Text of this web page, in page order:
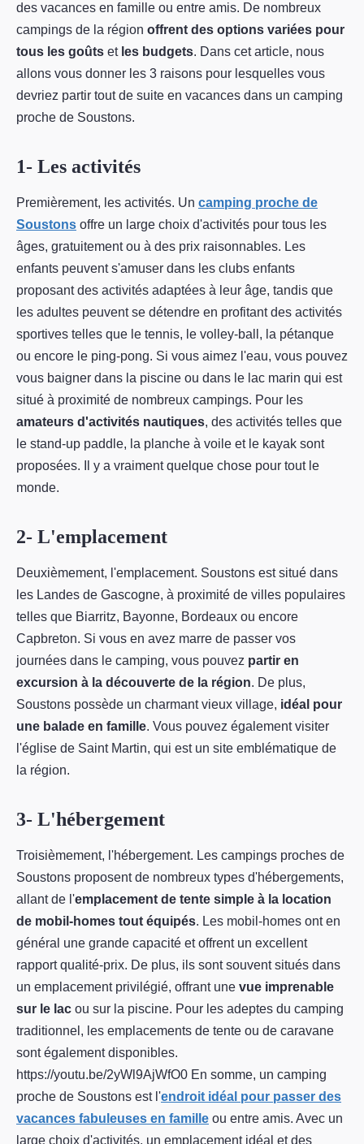
Charles•27 mai 2023•2 min de lecture
des vacances en famille ou entre amis. De nombreux
campings de la région offrent des options variées pour
tous les goûts et les budgets. Dans cet article, nous
allons vous donner les 3 raisons pour lesquelles vous
devriez partir tout de suite en vacances dans un camping
proche de Soustons.
1- Les activités
Premièrement, les activités. Un camping proche de
Soustons offre un large choix d'activités pour tous les
âges, gratuitement ou à des prix raisonnables. Les
enfants peuvent s'amuser dans les clubs enfants
proposant des activités adaptées à leur âge, tandis que
les adultes peuvent se détendre en profitant des activités
sportives telles que le tennis, le volley-ball, la pétanque
ou encore le ping-pong. Si vous aimez l'eau, vous pouvez
vous baigner dans la piscine ou dans le lac marin qui est
situé à proximité de nombreux campings. Pour les
amateurs d'activités nautiques, des activités telles que
le stand-up paddle, la planche à voile et le kayak sont
proposées. Il y a vraiment quelque chose pour tout le
monde.
2- L'emplacement
Deuxièmement, l'emplacement. Soustons est situé dans
les Landes de Gascogne, à proximité de villes populaires
telles que Biarritz, Bayonne, Bordeaux ou encore
Capbreton. Si vous en avez marre de passer vos
journées dans le camping, vous pouvez partir en
excursion à la découverte de la région. De plus,
Soustons possède un charmant vieux village, idéal pour
une balade en famille. Vous pouvez également visiter
l'église de Saint Martin, qui est un site emblématique de
la région.
3- L'hébergement
Troisièmement, l'hébergement. Les campings proches de
Soustons proposent de nombreux types d'hébergements,
allant de l'emplacement de tente simple à la location
de mobil-homes tout équipés. Les mobil-homes ont en
général une grande capacité et offrent un excellent
rapport qualité-prix. De plus, ils sont souvent situés dans
un emplacement privilégié, offrant une vue imprenable
sur le lac ou sur la piscine. Pour les adeptes du camping
traditionnel, les emplacements de tente ou de caravane
sont également disponibles.
https://youtu.be/2yWl9AjWfO0 En somme, un camping
proche de Soustons est l'endroit idéal pour passer des
vacances fabuleuses en famille ou entre amis. Avec un
large choix d'activités, un emplacement idéal et des